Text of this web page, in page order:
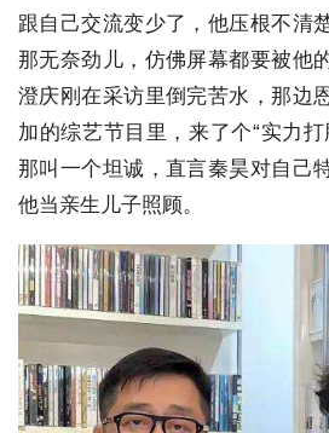
跟自己交流变少了，他压根不清
那无奈劲儿，仿佛屏幕都要被他
澄庆刚在采访里倒完苦水，那边
加的综艺节目里，来了个“实力打
那叫一个坦诚，直言秦昊对自己
他当亲生儿子照顾。